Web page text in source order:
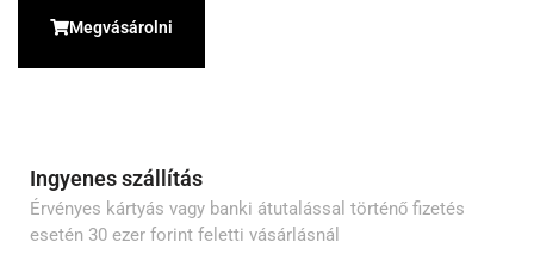
Megvásárolni
Ingyenes szállítás
Érvényes kártyás vagy banki átutalással történő fizetés
esetén 30 ezer forint feletti vásárlásnál